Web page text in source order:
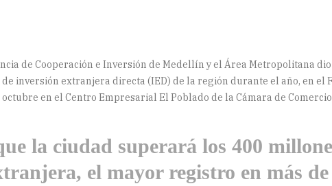
de Cooperación e Inversión de Medellín y el Área Metropolitana
inversión extranjera directa (IED) de la región durante el año, en el
en el Centro Empresarial El Poblado de la Cámara de
la ciudad superará los 400
el mayor registro en más de